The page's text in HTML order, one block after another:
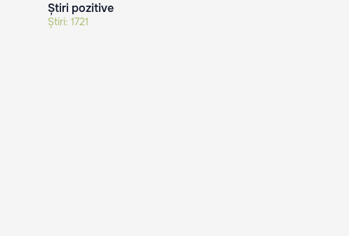
Știri pozitive
Știri: 1721